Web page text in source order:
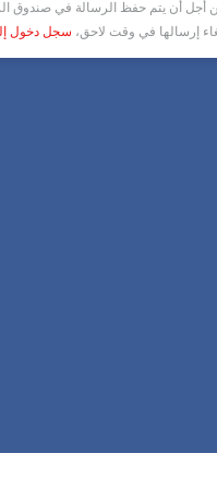
أجل أن يتم حفظ الرسالة في صندوق
إرسالها في وقت لاحق، سجل دخول